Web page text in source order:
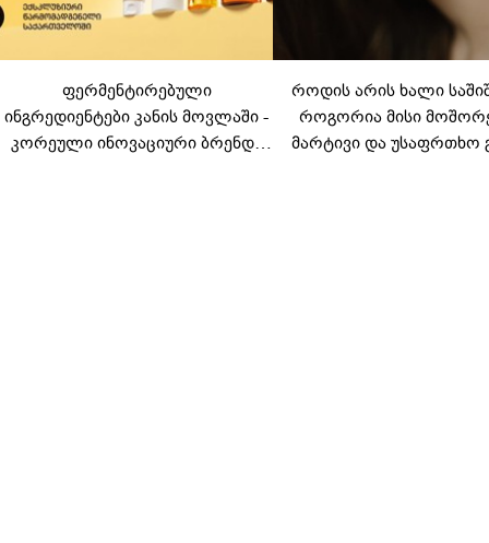
ფერმენტირებული
ინგრედიენტები კანის მოვლაში -
კორეული ინოვაციური ბრენდი
როდის არის ხალი
როგორია მისი
მარტივი და უსაფრთხო